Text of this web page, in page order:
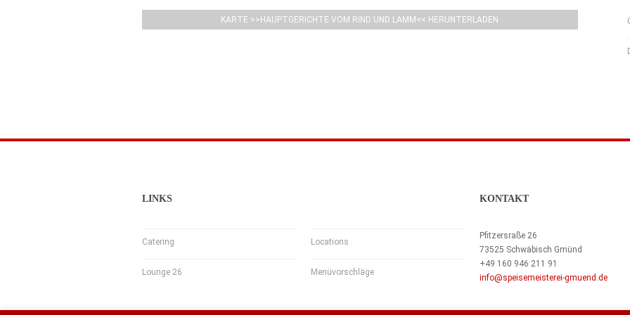
KARTE >>HAUPTGERICHTE VOM RIND UND LAMM<< HERUNTERLADEN
LINKS
Catering
Lounge 26
Locations
Menüvorschläge
KONTAKT
Pfitzersraße 26
73525 Schwäbisch Gmünd
+49 160 946 211 91
info@speisemeisterei-gmuend.de